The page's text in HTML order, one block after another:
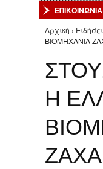
ΕΠΙΚΟΙΝΩΝΙΑ
Είστε
Αρχική ›
ΒΙΟΜΗΧΑΝΙΑ
Η